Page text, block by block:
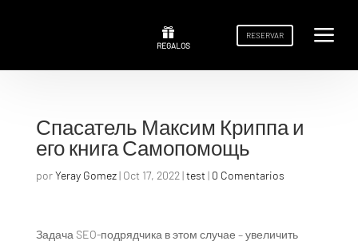

REGALOS
RESERVAR a

REGALOS
RESERVAR a
Спасатель Максим Криппа и
его книга Самопомощь
porYeray Gomez| Oct 17, 2022|test | 0 Comentarios
Задача SEO-подрядчика в этом случае – увеличить